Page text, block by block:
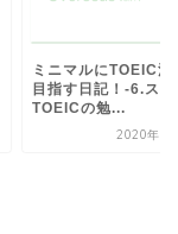
ミニマルにTOEIC満
目指す日記！-4.満点
ダーたちの勉強...
2020年5